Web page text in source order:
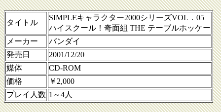
タイトル
SIMPLEキャラクター2000シリーズVOL．05
ハイスクール！奇面組 THE テーブルホッケー
メーカー
バンダイ
発売日
2001/12/20
媒体
CD-ROM
価格
￥2,000
プレイ人数 1～4人